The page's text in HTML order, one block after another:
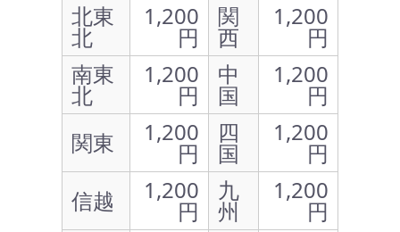
北東
北
1,200
円
関
西
1,200
円
南東
北
1,200
円
中
国
1,200
円
関東
1,200
円
四
国
1,200
円
信越
1,200
円
九
州
1,200
円